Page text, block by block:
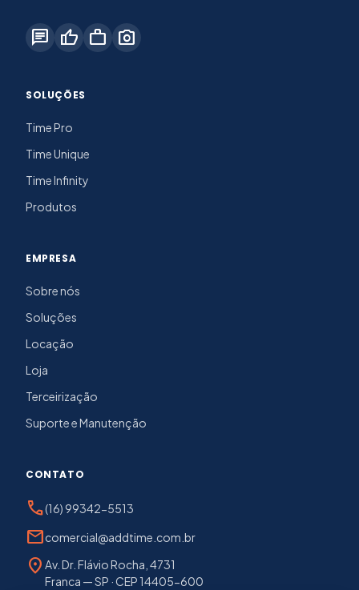
chat thumb_up work photo_camera
SOLUÇÕES
Time Pro
Time Unique
Time Infinity
Produtos
EMPRESA
Sobre nós
Soluções
Locação
Loja
Terceirização
Suporte e Manutenção
CONTATO
phone(16) 99342-5513
mailcomercial@addtime.com.br
location_on Av. Dr. Flávio Rocha, 4731
Franca — SP · CEP 14405-600